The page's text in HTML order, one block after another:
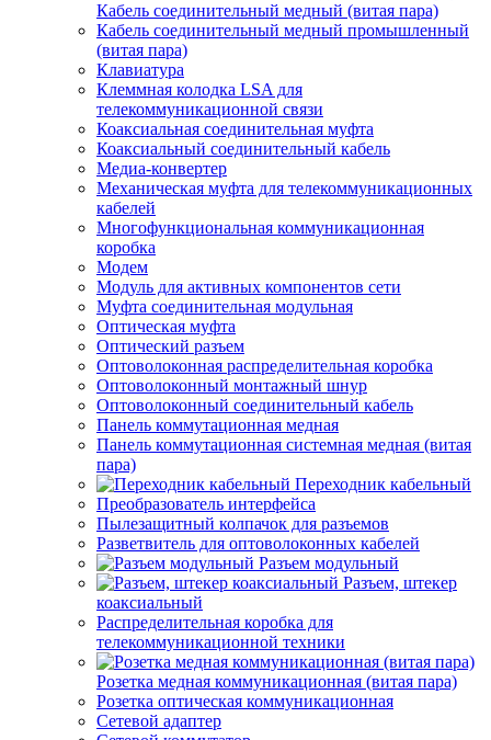
Кабель соединительный медный (витая пара)
Кабель соединительный медный промышленный
(витая пара)
Клавиатура
Клеммная колодка LSA для
телекоммуникационной связи
Коаксиальная соединительная муфта
Коаксиальный соединительный кабель
Медиа-конвертер
Механическая муфта для телекоммуникационных
кабелей
Многофункциональная коммуникационная
коробка
Модем
Модуль для активных компонентов сети
Муфта соединительная модульная
Оптическая муфта
Оптический разъем
Оптоволоконная распределительная коробка
Оптоволоконный монтажный шнур
Оптоволоконный соединительный кабель
Панель коммутационная медная
Панель коммутационная системная медная (витая
пара)
Переходник кабельный
Преобразователь интерфейса
Пылезащитный колпачок для разъемов
Разветвитель для оптоволоконных кабелей
Разъем модульный
Разъем, штекер
коаксиальный
Распределительная коробка для
телекоммуникационной техники
Розетка медная коммуникационная (витая пара)
Розетка оптическая коммуникационная
Сетевой адаптер